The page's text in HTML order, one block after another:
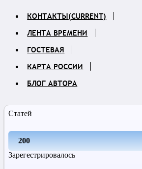
КОНТАКТЫ(CURRENT)
ЛЕНТА ВРЕМЕНИ
ГОСТЕВАЯ
КАРТА РОССИИ
БЛОГ АВТОРА
Статей
200
Зарегестрировалось